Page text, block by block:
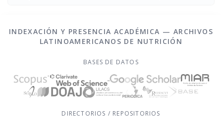
INDEXACIÓN Y PRESENCIA ACADÉMICA — ARCHIVOS
LATINOAMERICANOS DE NUTRICIÓN
BASES DE DATOS
DIRECTORIOS / REPOSITORIOS